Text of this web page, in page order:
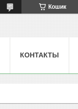
Кошик
КОНТАКТЫ